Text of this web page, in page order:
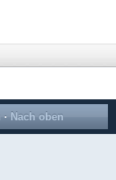
· Nach oben